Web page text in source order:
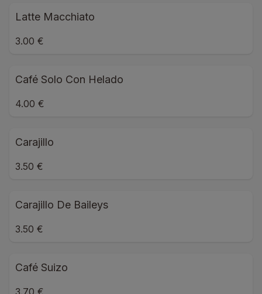
Latte Macchiato
3.00 €
Café Solo Con Helado
4.00 €
Carajillo
3.50 €
Carajillo De Baileys
3.50 €
Café Suizo
3.70 €